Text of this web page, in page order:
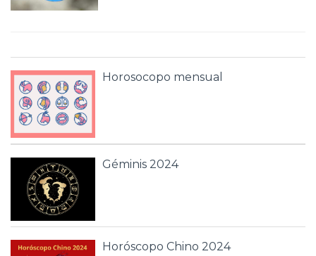
Horosocopo mensual
Géminis 2024
Horóscopo Chino 2024